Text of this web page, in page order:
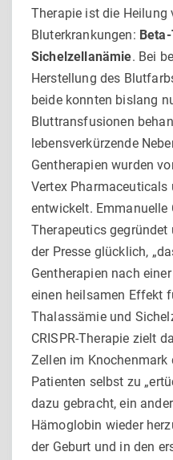
Therapie ist die Heilung
Bluterkrankungen:
Sichelzellanämie. Bei
Herstellung des
beide konnten bislang
Bluttransfusionen
lebensverkürzende
Gentherapien wurden
Vertex Pharmaceuticals
entwickelt. Emmanuelle
Therapeutics
der Presse glücklich,
Gentherapien nach
einen heilsamen Effekt
Thalassämie und
CRISPR-Therapie zielt
Zellen im Knochenmark
Patienten selbst zu
dazu gebracht, ein
Hämoglobin wieder
der Geburt und in den